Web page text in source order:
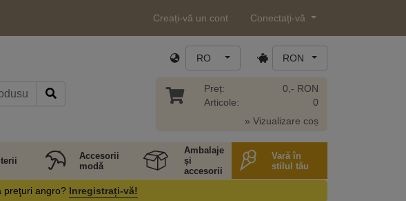
Creați-vă un cont Conectați-vă
RO RON
Preț:
Articole:
0,- RON
0
» Vizualizare coș
Accesorii
modă
Ambalaje
și
accesorii
Vară în
stilul tău
preţuri angro? Inregistrați-vă!